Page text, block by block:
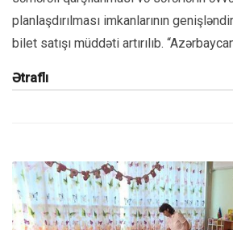
planlaşdırılması imkanlarının
bilet satışı müddəti artırılıb.
Ətraflı